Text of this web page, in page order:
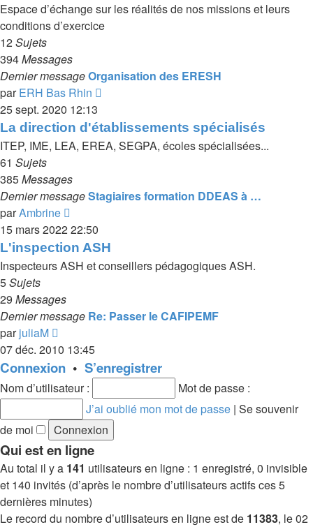
Espace d’échange sur les réalités de nos missions et leurs
conditions d’exercice
12Sujets
394Messages
Dernier messageOrganisation des ERESH
parERH Bas Rhin
dernier
message
25 sept. 2020 12:13
La direction d'établissements spécialisés
ITEP, IME, LEA, EREA, SEGPA, écoles spécialisées...
61 Sujets
385Messages
Dernier messageStagiaires formation DDEAS à …
parAmbrine
le
dernier
message
15 mars 2022 22:50
L'inspection ASH
Inspecteurs ASH et conseillers pédagogiques ASH.
5Sujets
29 Messages
Dernier message Re: Passer le CAFIPEMF
parjuliaM
le
dernier
message
07 déc. 2010 13:45
Connexion • S’enregistrer
Nom d’utilisateur :
Mot de passe :
J’ai oublié mon mot de passe | Se souvenir
de moi
Qui est en ligne
Au total il y a 141 utilisateurs en ligne : 1 enregistré, 0 invisible
et 140 invités (d’après le nombre d’utilisateurs actifs ces 5
dernières minutes)
Le record du nombre d’utilisateurs en ligne est de 11383, le 02